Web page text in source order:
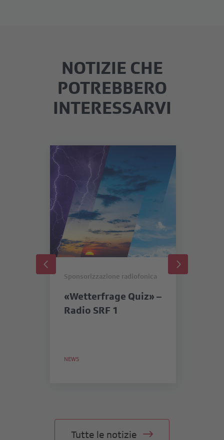
NOTIZIE CHE
POTREBBERO
INTERESSARVI
Sponsorizzazione radiofonica
«Wetterfrage Quiz» –
Radio SRF 1
NEWS
Tutte le notizie